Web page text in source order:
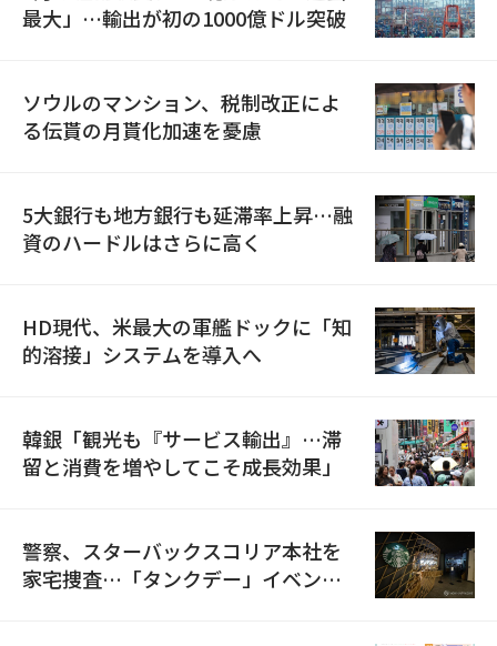
最大」…輸出が初の1000億ドル突破
ソウルのマンション、税制改正によ
る伝貰の月貰化加速を憂慮
5大銀行も地方銀行も延滞率上昇…融
資のハードルはさらに高く
HD現代、米最大の軍艦ドックに「知
的溶接」システムを導入へ
韓銀「観光も『サービス輸出』…滞
留と消費を増やしてこそ成長効果」
警察、スターバックスコリア本社を
家宅捜査…「タンクデー」イベント